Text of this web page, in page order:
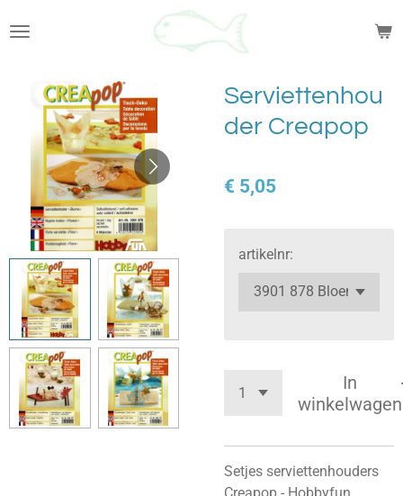
direct
hoofdinhoud
Serviettenhou
der Creapop
€ 5,05
artikelnr:
In
winkelwagen
Setjes serviettenhouders